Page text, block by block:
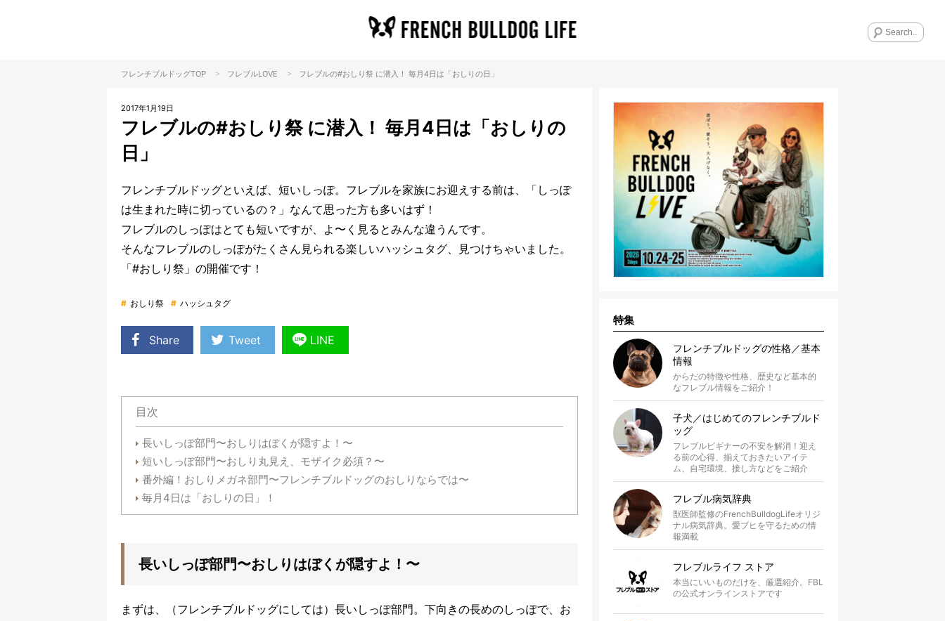
フレンチブルドッグTOP > フレブルLOVE > フレブルの#おしり祭 に潜入！ 毎月4日は「おしりの日」
2017年1月19日
フレブルの#おしり祭 に潜入！ 毎月4日は「おしりの
日」
フレンチブルドッグといえば、短いしっぽ。フレブルを家族にお迎えする前は、「しっぽ
は生まれた時に切っているの？」なんて思った方も多いはず！
フレブルのしっぽはとても短いですが、よ〜く見るとみんな違うんです。
そんなフレブルのしっぽがたくさん見られる楽しいハッシュタグ、見つけちゃいました。
「#おしり祭」の開催です！
# おしり祭 # ハッシュタグ
Share Tweet LINE
目次
長いしっぽ部門〜おしりはぼくが隠すよ！〜
短いしっぽ部門〜おしり丸見え、モザイク必須？〜
番外編！おしりメガネ部門〜フレンチブルドッグのおしりならでは〜
毎月4日は「おしりの日」！
長いしっぽ部門〜おしりはぼくが隠すよ！〜
まずは、（フレンチブルドッグにしては）長いしっぽ部門。下向きの長めのしっぽで、お
特集
フレンチブルドッグの性格／基本
情報
からだの特徴や性格、歴史など基本的
なフレブル情報をご紹介！
子犬／はじめてのフレンチブルド
ッグ
フレブルビギナーの不安を解消！迎え
る前の心得、揃えておきたいアイテ
ム、自宅環境、接し方などをご紹介
フレブル病気辞典
獣医師監修のFrenchBulldogLifeオリジ
ナル病気辞典。愛ブヒを守るための情
報満載
フレブルライフ ストア
本当にいいものだけを、厳選紹介。FBL
の公式オンラインストアです